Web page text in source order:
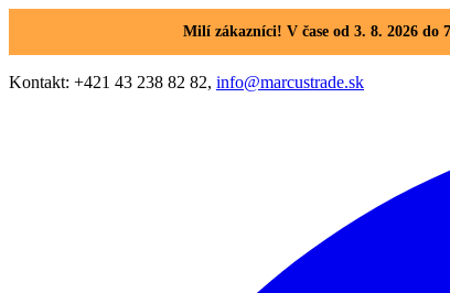
Milí zákazníci! V čase od 3. 8. 2026 do
Kontakt: +421 43 238 82 82, info@marcustrade.sk